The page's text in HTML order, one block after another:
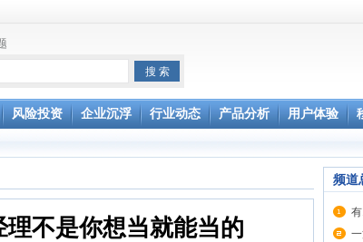
风险投资 企业沉浮 行业动态 产品分析 用户体验
不是你想当就能当的
频道